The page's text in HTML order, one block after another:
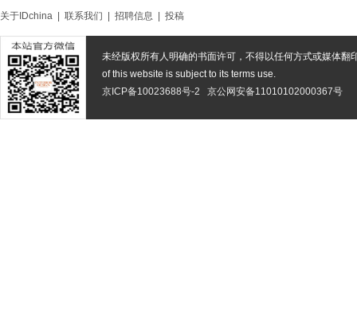
关于IDchina 联系我们 招聘信息 投稿
未经版权所有人明确的书面许可，不得以任何方式或媒体翻
of this website is subject to its terms use.
京ICP备10023688号-2
京公网安备11010102000367号